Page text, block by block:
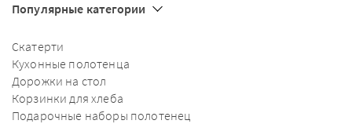
Популярные категории
Скатерти
Кухонные полотенца
Дорожки на стол
Корзинки для хлеба
Подарочные наборы полотенец